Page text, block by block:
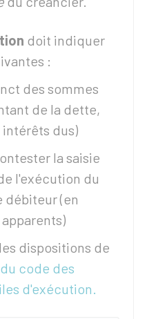
doit indiquer
:
des sommes
de la dette,
dus)
la saisie
l'exécution du
débiteur (en
dispositions de
code des
d'exécution.